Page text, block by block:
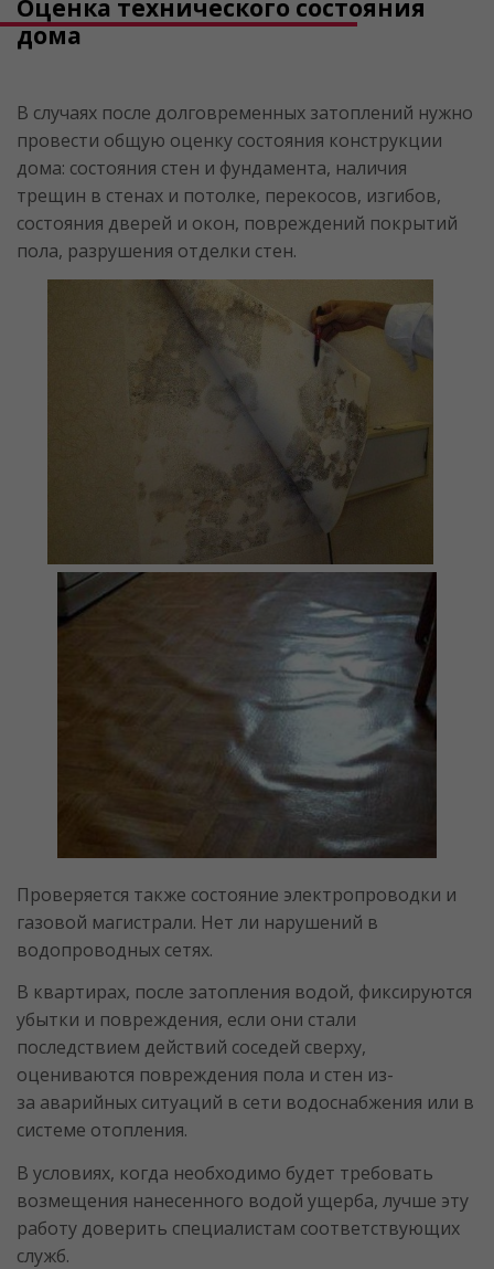
Оценка технического состояния
дома
В случаях после долговременных затоплений нужно
провести общую оценку состояния конструкции
дома: состояния стен и фундамента, наличия
трещин в стенах и потолке, перекосов, изгибов,
состояния дверей и окон, повреждений покрытий
пола, разрушения отделки стен.
Проверяется также состояние электропроводки и
газовой магистрали. Нет ли нарушений в
водопроводных сетях.
В квартирах, после затопления водой, фиксируются
убытки и повреждения, если они стали
последствием действий соседей сверху,
оцениваются повреждения пола и стен из-
за аварийных ситуаций в сети водоснабжения или в
системе отопления.
В условиях, когда необходимо будет требовать
возмещения нанесенного водой ущерба, лучше эту
работу доверить специалистам соответствующих
служб.